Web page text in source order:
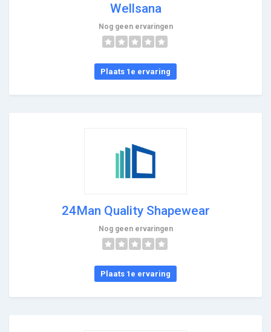
Wellsana
Nog geen ervaringen
Plaats 1e ervaring
24Man Quality Shapewear
Nog geen ervaringen
Plaats 1e ervaring